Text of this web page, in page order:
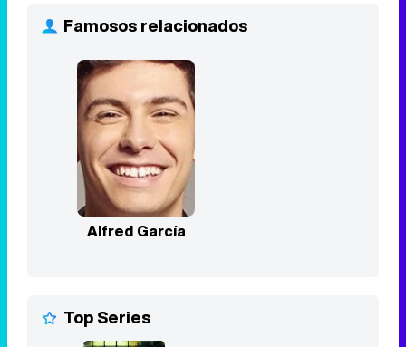
Famosos relacionados
Alfred García
Top Series